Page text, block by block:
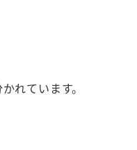
れています。